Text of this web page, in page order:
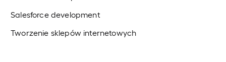
Salesforce development
Tworzenie sklepów internetowych